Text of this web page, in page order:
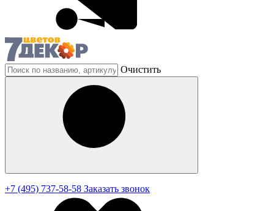
Очистить
+7 (495) 737-58-58 Заказать звонок